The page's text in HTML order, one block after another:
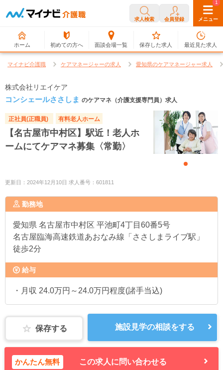
求人検索 会員登録 メニュー
ホーム 初めての方へ 面談会場一覧
0
保存した求人
1
最近見た求人
マイナビ介護職 ケアマネージャーの求人 愛知県のケアマネージャー求人
株式会社リエイケア
コンシェールささしま のケアマネ（介護支援専門員）求人
正社員(正職員) 有料老人ホーム
【名古屋市中村区】駅近！老人ホ
ームにてケアマネ募集〈常勤〉
更新日：2024年12月10日 求人番号：601811
勤務地
愛知県 名古屋市中村区 平池町4丁目60番5号
名古屋臨海高速鉄道あおなみ線「ささしまライブ駅」
徒歩2分
給与
・月収 24.0万円～24.0万円程度(諸手当込)
保存する 施設見学の相談をする
かんたん無料 この求人に問い合わせる